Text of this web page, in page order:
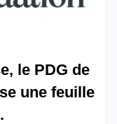
le PDG de
une feuille